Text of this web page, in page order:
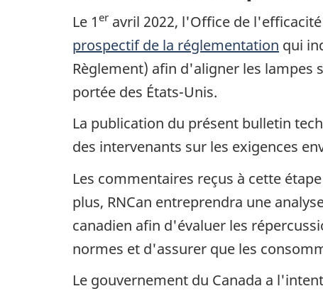
Le 1 er avril 2022, l'Office de
prospectif de la réglementation qui
Règlement) afin d'aligner les lampes
portée des États-Unis.
La publication du présent bulletin
des intervenants sur les exigences
Les commentaires reçus à cette
plus, RNCan entreprendra une
canadien afin d'évaluer les
normes et d'assurer que les
Le gouvernement du Canada a